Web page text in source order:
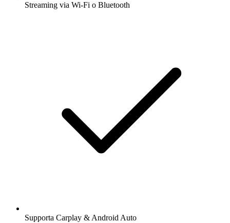
Streaming via Wi-Fi o Bluetooth
Supporta Carplay & Android Auto